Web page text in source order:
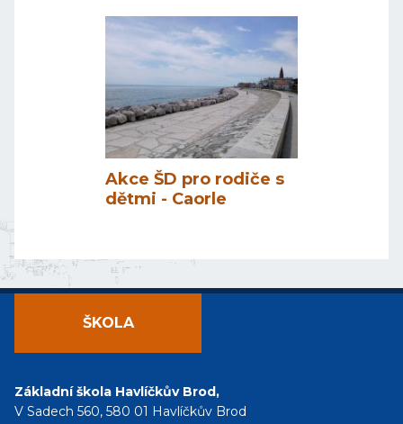
Akce ŠD pro rodiče s
dětmi - Caorle
ŠKOLA
Základní škola Havlíčkův Brod,
V Sadech 560, 580 01 Havlíčkův Brod